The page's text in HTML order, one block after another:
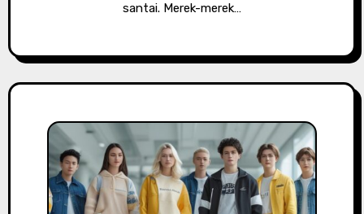
santai. Merek-merek…